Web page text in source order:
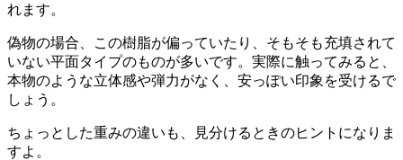
れます。
偽物の場合、この樹脂が偏っていたり、そもそも充填されて
いない平面タイプのものが多いです。実際に触ってみると、
本物のような立体感や弾力がなく、安っぽい印象を受けるで
しょう。
ちょっとした重みの違いも、見分けるときのヒントになりま
すよ。